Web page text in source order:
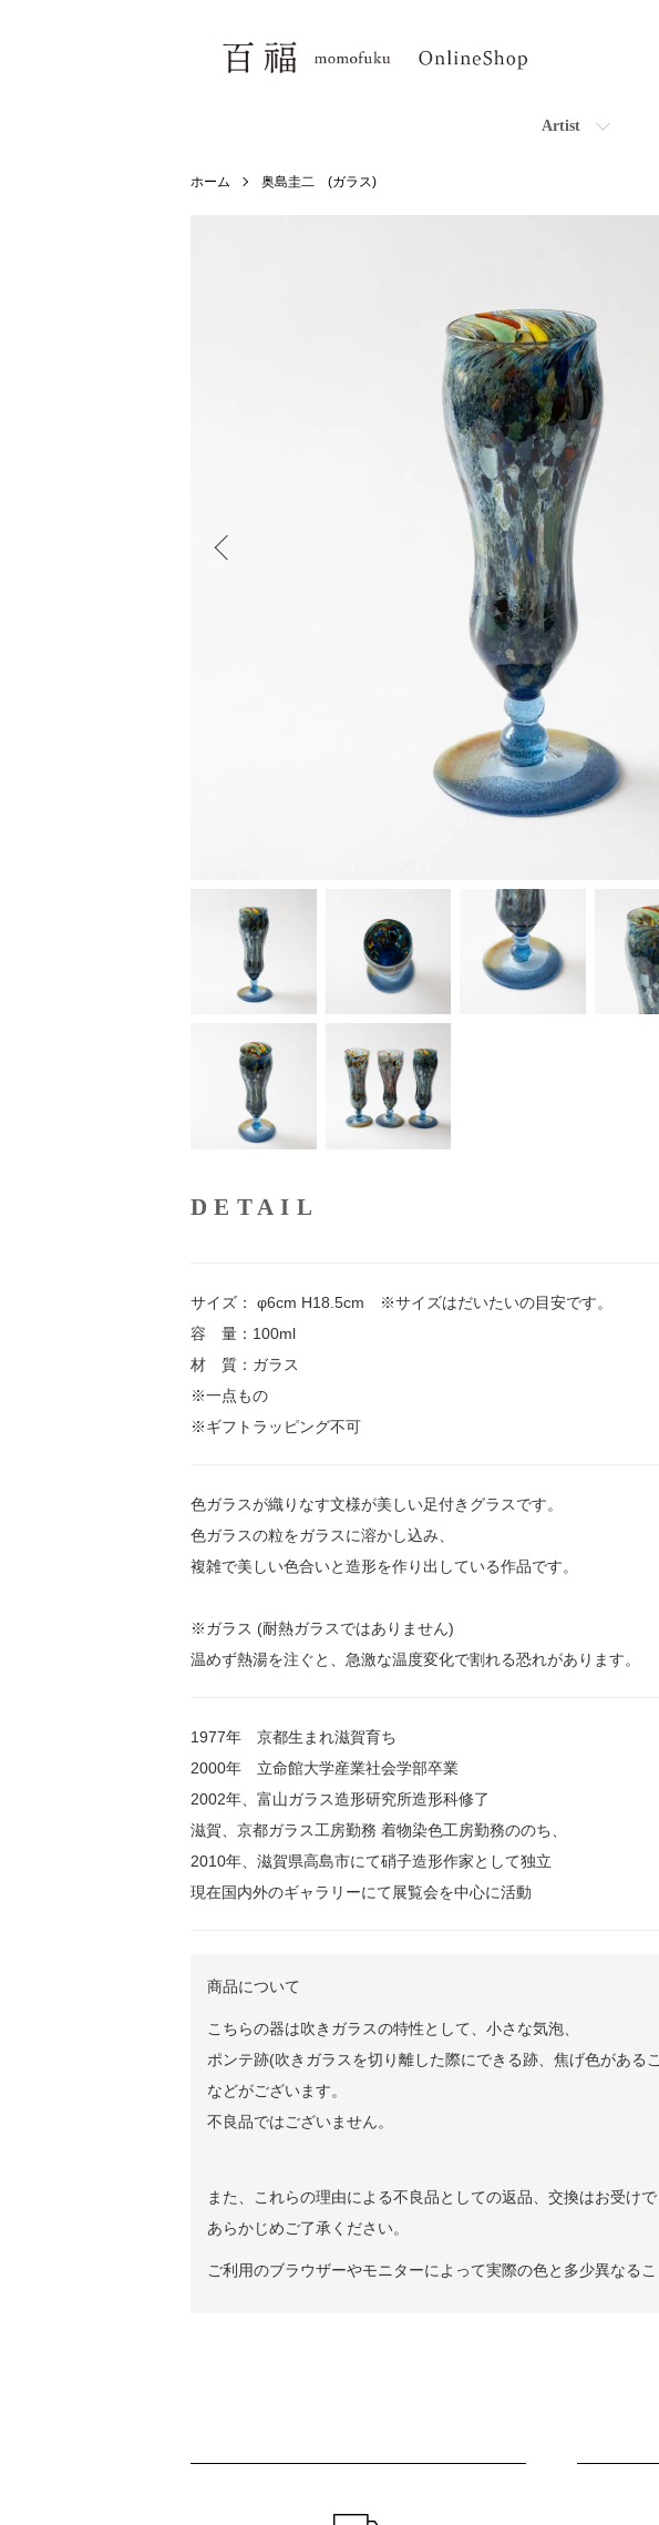
Artist
ホーム 奥島圭二 (ガラス)
DETAIL
サイズ： φ6cm H18.5cm ※サイズはだいたいの目安です。
容 量：100ml
材 質：ガラス
※一点もの
※ギフトラッピング不可
色ガラスが織りなす文様が美しい足付きグラスです。
色ガラスの粒をガラスに溶かし込み、
複雑で美しい色合いと造形を作り出している作品です。
※ガラス (耐熱ガラスではありません)
温めず熱湯を注ぐと、急激な温度変化で割れる恐れがあります。
1977年 京都生まれ滋賀育ち
2000年 立命館大学産業社会学部卒業
2002年、富山ガラス造形研究所造形科修了
滋賀、京都ガラス工房勤務 着物染色工房勤務ののち、
2010年、滋賀県高島市にて硝子造形作家として独立
現在国内外のギャラリーにて展覧会を中心に活動
商品について
こちらの器は吹きガラスの特性として、小さな気泡、
ポンテ跡(吹きガラスを切り離した際にできる跡、焦げ色がある
などがございます。
不良品ではございません。
また、これらの理由による不良品としての返品、交換はお受けで
あらかじめご了承ください。
ご利用のブラウザーやモニターによって実際の色と多少異なる